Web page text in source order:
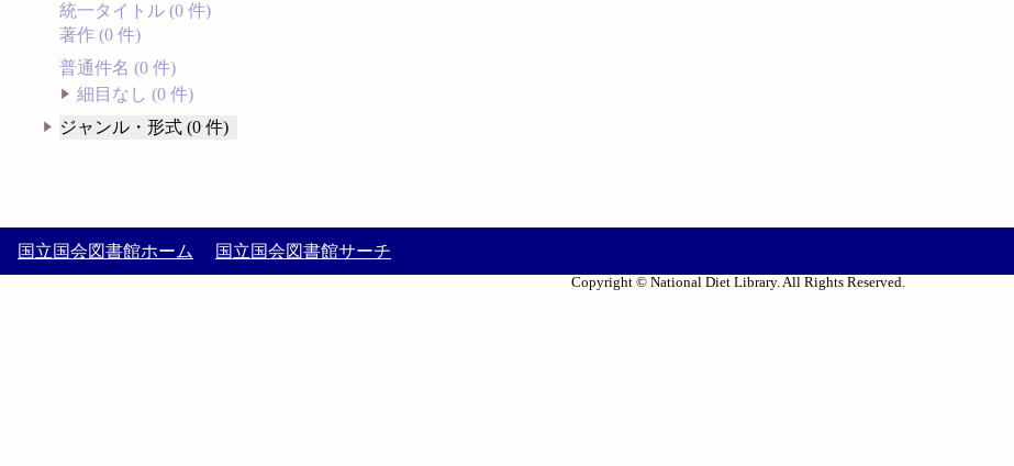
統一タイトル (0 件)
著作 (0 件)
普通件名 (0 件)
細目なし (0 件)
ジャンル・形式 (0 件)
国立国会図書館ホーム 国立国会図書館サーチ
Copyright © National Diet Library. All Rights Reserved.